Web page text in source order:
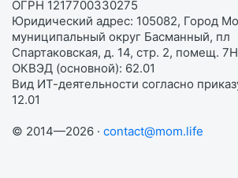
ОГРН 1217700330275
Юридический адрес: 105082, Город
муниципальный округ Басманный, пл
Спартаковская, д. 14, стр. 2, помещ. 7Н
ОКВЭД (основной): 62.01
Вид ИТ-деятельности согласно
12.01
© 2014—2026 · contact@mom.life